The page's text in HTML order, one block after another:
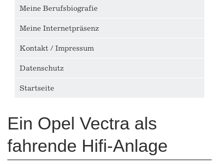
Meine Berufsbiografie
Meine Internetpräsenz
Kontakt / Impressum
Datenschutz
Startseite
Ein Opel Vectra als
fahrende Hifi-Anlage